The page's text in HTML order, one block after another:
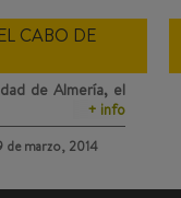
CABO DE
de Almería, el
+ info
de marzo, 2014